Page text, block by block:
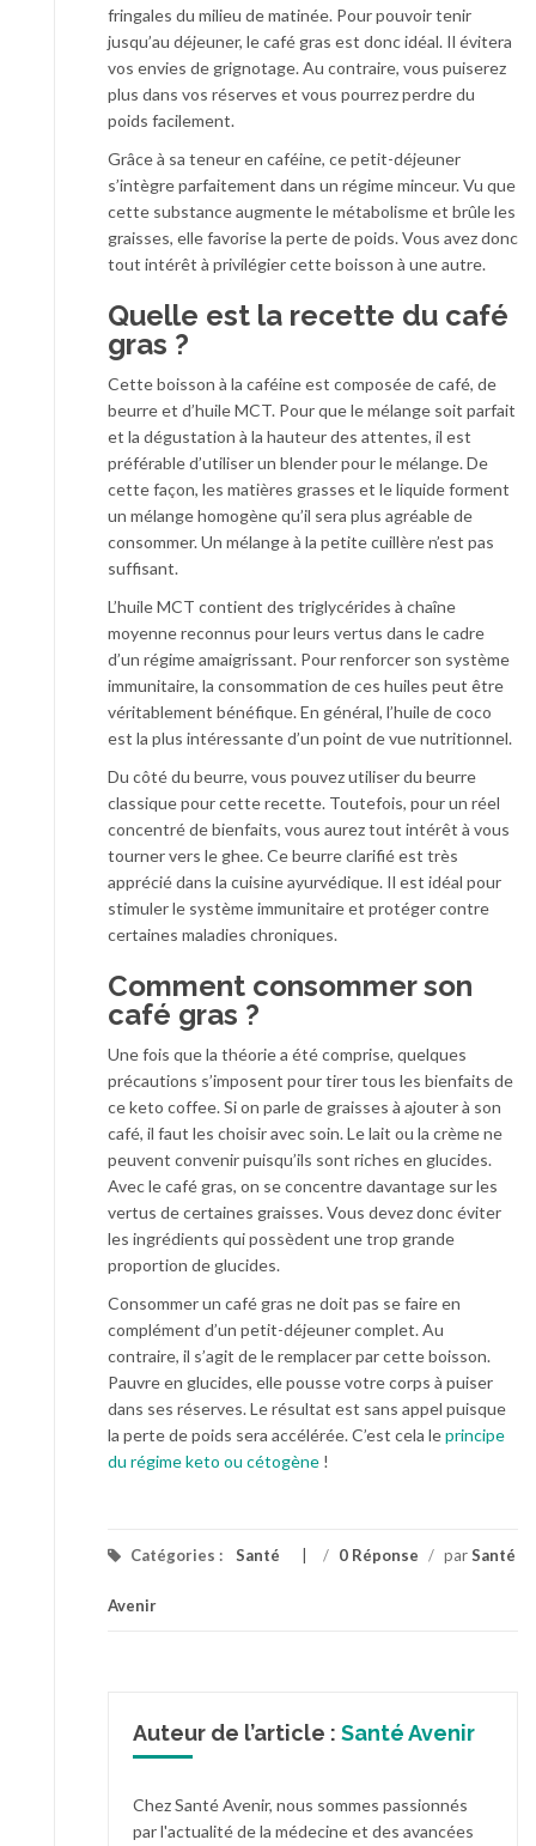
fringales du milieu de matinée. Pour pouvoir tenir
jusqu’au déjeuner, le café gras est donc idéal. Il évitera
vos envies de grignotage. Au contraire, vous puiserez
plus dans vos réserves et vous pourrez perdre du
poids facilement.
Grâce à sa teneur en caféine, ce petit-déjeuner
s’intègre parfaitement dans un régime minceur. Vu que
cette substance augmente le métabolisme et brûle les
graisses, elle favorise la perte de poids. Vous avez donc
tout intérêt à privilégier cette boisson à une autre.
Quelle est la recette du café
gras ?
Cette boisson à la caféine est composée de café, de
beurre et d’huile MCT. Pour que le mélange soit parfait
et la dégustation à la hauteur des attentes, il est
préférable d’utiliser un blender pour le mélange. De
cette façon, les matières grasses et le liquide forment
un mélange homogène qu’il sera plus agréable de
consommer. Un mélange à la petite cuillère n’est pas
suffisant.
L’huile MCT contient des triglycérides à chaîne
moyenne reconnus pour leurs vertus dans le cadre
d’un régime amaigrissant. Pour renforcer son système
immunitaire, la consommation de ces huiles peut être
véritablement bénéfique. En général, l’huile de coco
est la plus intéressante d’un point de vue nutritionnel.
Du côté du beurre, vous pouvez utiliser du beurre
classique pour cette recette. Toutefois, pour un réel
concentré de bienfaits, vous aurez tout intérêt à vous
tourner vers le ghee. Ce beurre clarifié est très
apprécié dans la cuisine ayurvédique. Il est idéal pour
stimuler le système immunitaire et protéger contre
certaines maladies chroniques.
Comment consommer son
café gras ?
Une fois que la théorie a été comprise, quelques
précautions s’imposent pour tirer tous les bienfaits de
ce keto coffee. Si on parle de graisses à ajouter à son
café, il faut les choisir avec soin. Le lait ou la crème ne
peuvent convenir puisqu’ils sont riches en glucides.
Avec le café gras, on se concentre davantage sur les
vertus de certaines graisses. Vous devez donc éviter
les ingrédients qui possèdent une trop grande
proportion de glucides.
Consommer un café gras ne doit pas se faire en
complément d’un petit-déjeuner complet. Au
contraire, il s’agit de le remplacer par cette boisson.
Pauvre en glucides, elle pousse votre corps à puiser
dans ses réserves. Le résultat est sans appel puisque
la perte de poids sera accélérée. C’est cela leprincipe
du régime keto ou cétogène !
Catégories : Santé / 0 Réponse / parSanté
Avenir
Auteur de l’article : Santé Avenir
Chez Santé Avenir, nous sommes passionnés
par l'actualité de la médecine et des avancées